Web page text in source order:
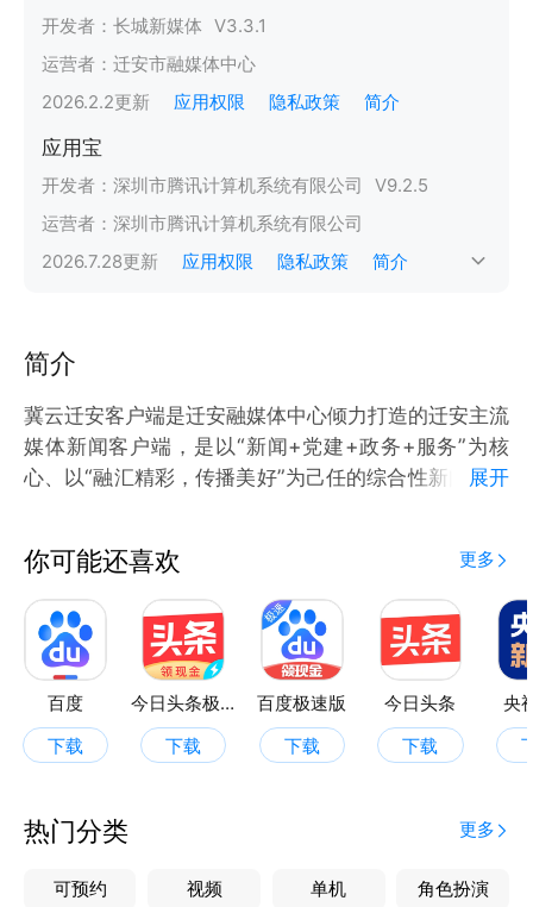
开发者： 长城新媒体 V3.3.1
运营者： 迁安市融媒体中心
2026.2.2更新 应用权限 隐私政策 简介
应用宝
开发者： 深圳市腾讯计算机系统有限公司 V9.2.5
运营者： 深圳市腾讯计算机系统有限公司
2026.7.28更新 应用权限 隐私政策 简介
简介
冀云迁安客户端是迁安融媒体中心倾力打造的迁安主流
媒体新闻客户端，是以“新闻+党建+政务+服务”为核
心、以“融汇精彩，传播美好”为己任的综合性新闻客户
音，树立迁安好形象。
展开
你可能还喜欢 更多
百度
下载
今日头条极速版
下载
百度极速版
下载
今日头条
下载
央
热门分类 更多
可预约 视频 单机 角色扮演